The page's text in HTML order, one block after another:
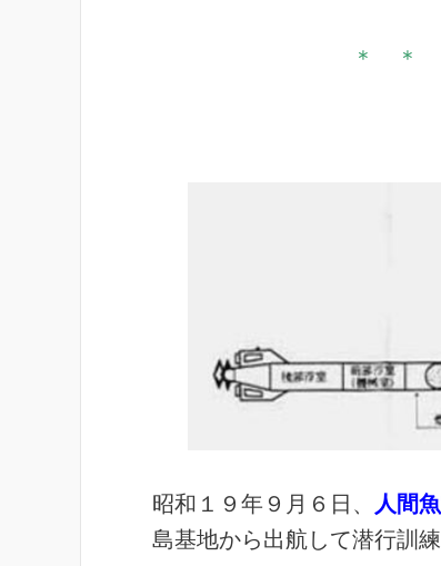
＊ ＊
昭和１９年９月６日、 人間
島基地から出航して潜行訓練